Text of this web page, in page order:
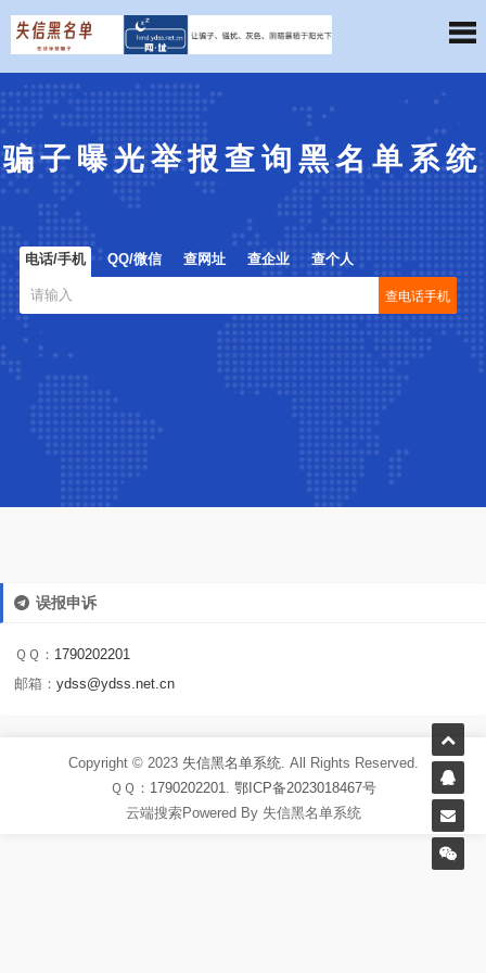
骗子曝光举报查询黑名单系统
电话/手机 QQ/微信 查网址 查企业 查个人
查电话手机
误报申诉
ＱＱ： 1790202201
邮箱： ydss@ydss.net.cn
Copyright © 2023 失信黑名单系统. All Rights Reserved.
ＱＱ： 1790202201. 鄂ICP备2023018467号
云端搜索Powered By 失信黑名单系统